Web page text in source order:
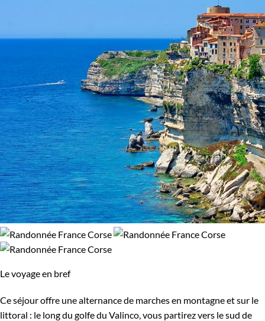
Le voyage en bref
Ce séjour offre une alternance de marches en montagne et sur le
littoral : le long du golfe du Valinco, vous partirez vers le sud de